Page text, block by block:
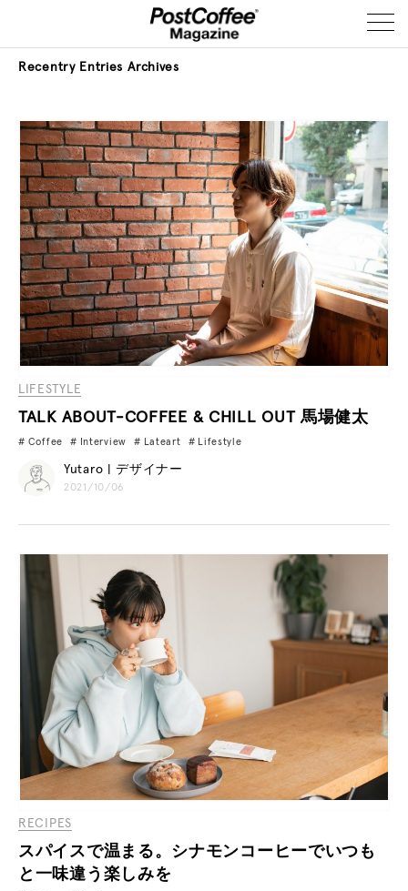
Recentry Entries Archives
LIFESTYLE
TALK ABOUT-COFFEE & CHILL OUT 馬場健太
Coffee Interview Lateart Lifestyle
Yutaro | デザイナー
2021/10/06
RECIPES
スパイスで温まる。シナモンコーヒーでいつも
と一味違う楽しみを